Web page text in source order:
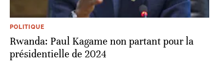
POLITIQUE
Rwanda: Paul Kagame non partant pour la
présidentielle de 2024